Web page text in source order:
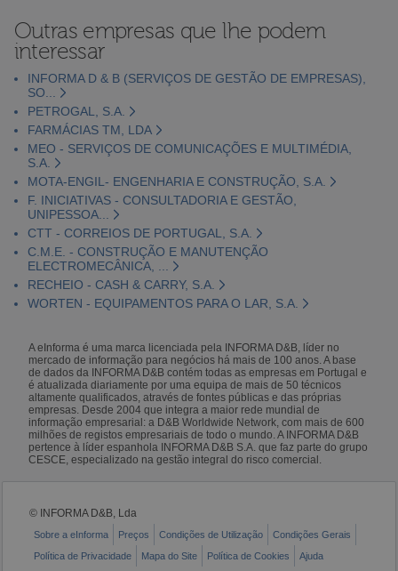
Outras empresas que lhe podem
interessar
INFORMA D & B (SERVIÇOS DE GESTÃO DE EMPRESAS),
SO...
PETROGAL, S.A.
FARMÁCIAS TM, LDA
MEO - SERVIÇOS DE COMUNICAÇÕES E MULTIMÉDIA,
S.A.
MOTA-ENGIL- ENGENHARIA E CONSTRUÇÃO, S.A.
F. INICIATIVAS - CONSULTADORIA E GESTÃO,
UNIPESSOA...
CTT - CORREIOS DE PORTUGAL, S.A.
C.M.E. - CONSTRUÇÃO E MANUTENÇÃO
ELECTROMECÂNICA, ...
RECHEIO - CASH & CARRY, S.A.
WORTEN - EQUIPAMENTOS PARA O LAR, S.A.
A eInforma é uma marca licenciada pela INFORMA D&B, líder no
mercado de informação para negócios há mais de 100 anos. A base
de dados da INFORMA D&B contém todas as empresas em Portugal e
é atualizada diariamente por uma equipa de mais de 50 técnicos
altamente qualificados, através de fontes públicas e das próprias
empresas. Desde 2004 que integra a maior rede mundial de
informação empresarial: a D&B Worldwide Network, com mais de 600
milhões de registos empresariais de todo o mundo. A INFORMA D&B
pertence à líder espanhola INFORMA D&B S.A. que faz parte do grupo
CESCE, especializado na gestão integral do risco comercial.
© INFORMA D&B, Lda
Sobre a eInforma Preços Condições de Utilização
Condições Gerais
Política de Privacidade
Mapa do Site Política de Cookies Ajuda